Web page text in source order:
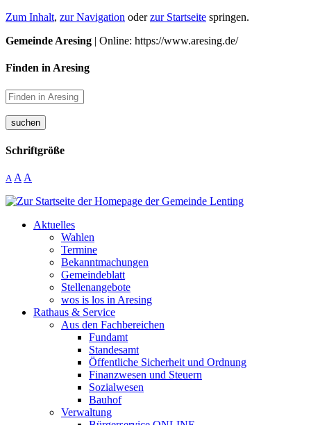
Zum Inhalt, zur Navigation oderzur Startseite springen.
Gemeinde Aresing | Online: https://www.aresing.de/
Finden in Aresing
suchen
Schriftgröße
A A A
Aktuelles
Wahlen
Termine
Bekanntmachungen
Gemeindeblatt
Stellenangebote
wos is los in Aresing
Rathaus & Service
Aus den Fachbereichen
Fundamt
Standesamt
Öffentliche Sicherheit und Ordnung
Finanzwesen und Steuern
Sozialwesen
Bauhof
Verwaltung